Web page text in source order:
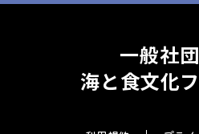
一般社
海と食文化